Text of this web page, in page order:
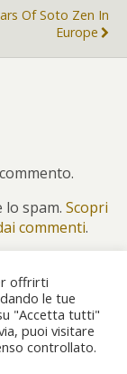
Of Soto Zen In
Europe
spam. Scopri
commenti.
offrirti
le tue
"Accetta tutti"
puoi visitare
controllato.